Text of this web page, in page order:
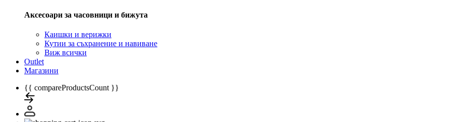
Аксесоари за часовници и бижута
Каишки и верижки
Кутии за съхранение и навиване
Виж всички
Outlet
Магазини
{{ compareProductsCount }}